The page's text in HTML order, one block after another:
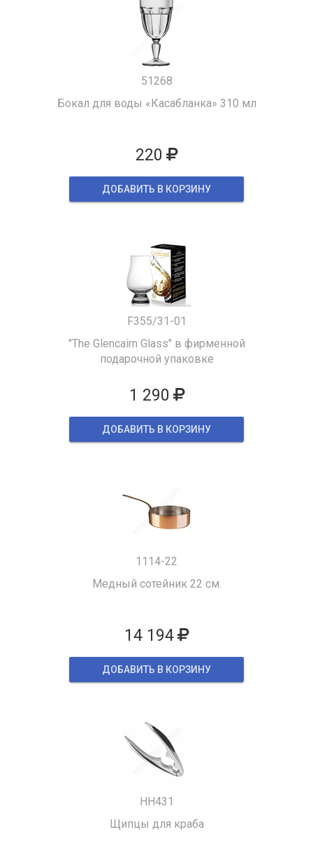
51268
Бокал для воды «Касабланка» 310 мл
220
ДОБАВИТЬ В КОРЗИНУ
F355/31-01
"The Glencairn Glass" в фирменной
подарочной упаковке
1 290
ДОБАВИТЬ В КОРЗИНУ
1114-22
Медный сотейник 22 см.
14 194
ДОБАВИТЬ В КОРЗИНУ
HH431
Щипцы для краба